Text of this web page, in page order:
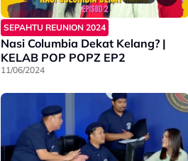
SEPAHTU REUNION 2024
Nasi Columbia Dekat Kelang? |
KELAB POP POPZ EP2
11/06/2024